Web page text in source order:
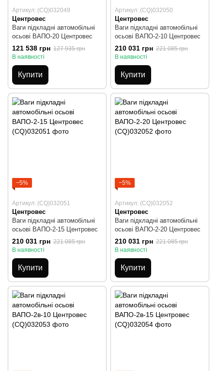
Артикул: (CQ)032049
Центровес
Ваги підкладні автомобільні
осьові ВАПО-20 Центровес
121 538 грн 127 935 грн
В наявності
Купити
Артикул: (CQ)032050
Центровес
Ваги підкладні автомобільні
осьові ВАПО-2-10 Центровес
210 031 грн 221 085 грн
В наявності
Купити
−5%
Артикул: (CQ)032051
Центровес
Ваги підкладні автомобільні
осьові ВАПО-2-15 Центровес
210 031 грн 221 085 грн
В наявності
Купити
−5%
Артикул: (CQ)032052
Центровес
Ваги підкладні автомобільні
осьові ВАПО-2-20 Центровес
210 031 грн 221 085 грн
В наявності
Купити